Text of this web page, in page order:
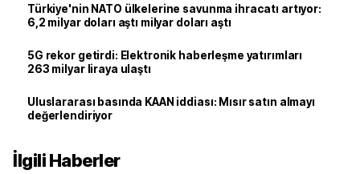
Türkiye'nin NATO ülkelerine savunma ihracatı artıyor:
6,2 milyar doları aştı milyar doları aştı
5G rekor getirdi: Elektronik haberleşme yatırımları
263 milyar liraya ulaştı
Uluslararası basında KAAN iddiası: Mısır satın almayı
değerlendiriyor
İlgili Haberler